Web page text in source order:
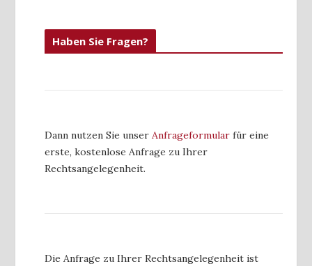
Haben Sie Fragen?
Dann nutzen Sie unser Anfrageformular für eine
erste, kostenlose Anfrage zu Ihrer
Rechtsangelegenheit.
Die Anfrage zu Ihrer Rechtsangelegenheit ist